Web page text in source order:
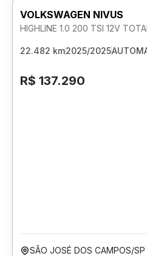
VOLKSWAGEN NIVUS
HIGHLINE 1.0 200 TSI 12V
22.482 km2025/2025
R$ 137.290
SÃO JOSÉ DOS CAMPOS/SP